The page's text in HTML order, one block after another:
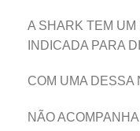
A SHARK TEM UM
INDICADA PARA
COM UMA DESSA
NÃO